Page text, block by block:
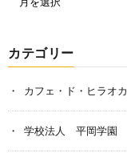
カテゴリー
カフェ・ド・ヒラオカ
学校法人 平岡学園